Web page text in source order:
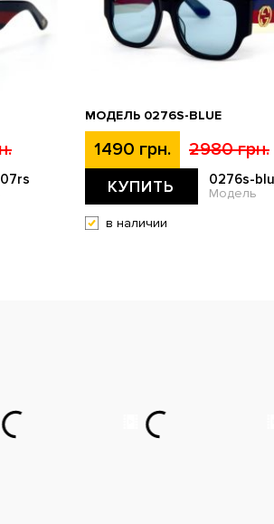
МОДЕЛЬ 0276S-BLUE
1490 грн. 2980 грн.
КУПИТЬ 0276s-
Модель
в наличии